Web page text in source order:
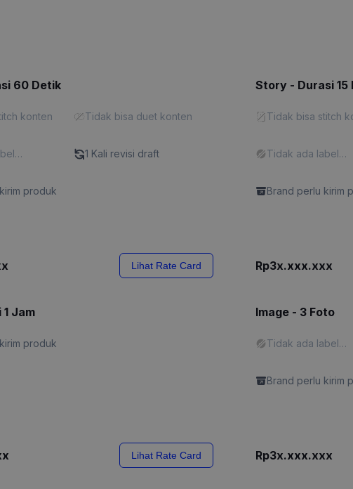
60 Detik
konten Tidak bisa duet konten
1 Kali revisi draft
produk
Lihat Rate Card
Story - Durasi 15
Tidak bisa stitch
Tidak ada label
Brand perlu kirim
Rp3x.xxx.xxx
Jam
produk
Lihat Rate Card
Image - 3 Foto
Tidak ada label
Brand perlu kirim
Rp3x.xxx.xxx